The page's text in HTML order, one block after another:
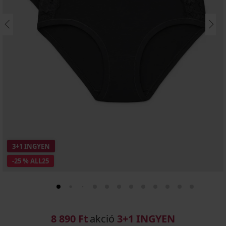
-25 % ALL25
3+1 INGYEN
8 890 Ftakció 3+1 INGYEN